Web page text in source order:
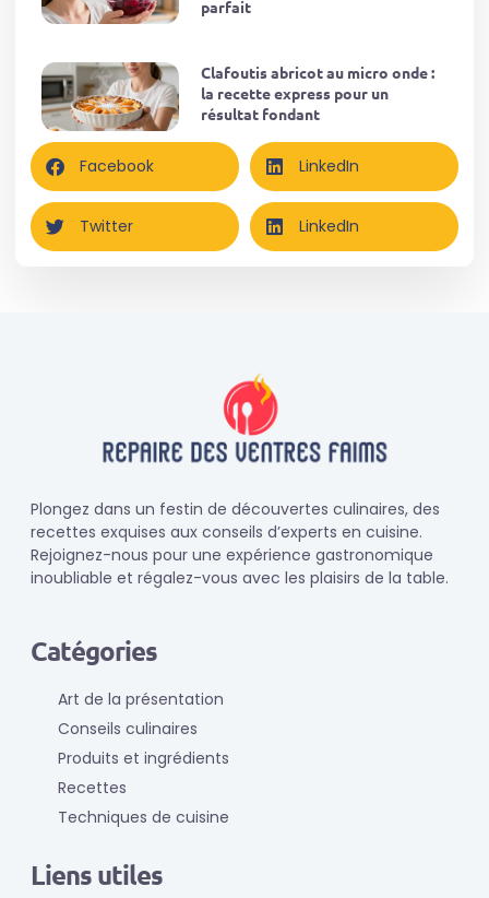
parfait
Clafoutis abricot au micro onde :
la recette express pour un
résultat fondant
Facebook LinkedIn
Twitter LinkedIn
Plongez dans un festin de découvertes culinaires, des
recettes exquises aux conseils d’experts en cuisine.
Rejoignez-nous pour une expérience gastronomique
inoubliable et régalez-vous avec les plaisirs de la table.
Catégories
Art de la présentation
Conseils culinaires
Produits et ingrédients
Recettes
Techniques de cuisine
Liens utiles